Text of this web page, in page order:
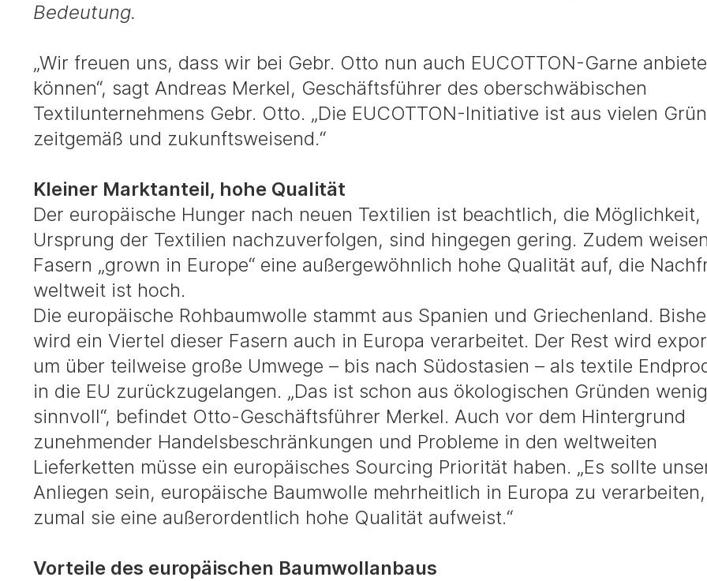
Bedeutung.
„Wir freuen uns, dass wir bei Gebr. Otto nun auch EUCOTTON-Garne
können“, sagt Andreas Merkel, Geschäftsführer des oberschwäbischen
Textilunternehmens Gebr. Otto. „Die EUCOTTON-Initiative ist aus vielen
zeitgemäß und zukunftsweisend.“
Kleiner Marktanteil, hohe Qualität
Der europäische Hunger nach neuen Textilien ist beachtlich, die Möglichkeit,
Ursprung der Textilien nachzuverfolgen, sind hingegen gering. Zudem
Fasern „grown in Europe“ eine außergewöhnlich hohe Qualität auf, die
weltweit ist hoch.
Die europäische Rohbaumwolle stammt aus Spanien und Griechenland.
wird ein Viertel dieser Fasern auch in Europa verarbeitet. Der Rest wird
um über teilweise große Umwege – bis nach Südostasien – als textile
in die EU zurückzugelangen. „Das ist schon aus ökologischen Gründen wenig
sinnvoll“, befindet Otto-Geschäftsführer Merkel. Auch vor dem Hintergrund
zunehmender Handelsbeschränkungen und Probleme in den weltweiten
Lieferketten müsse ein europäisches Sourcing Priorität haben. „Es sollte
Anliegen sein, europäische Baumwolle mehrheitlich in Europa zu verarbeiten,
zumal sie eine außerordentlich hohe Qualität aufweist.“
Vorteile des europäischen Baumwollanbaus